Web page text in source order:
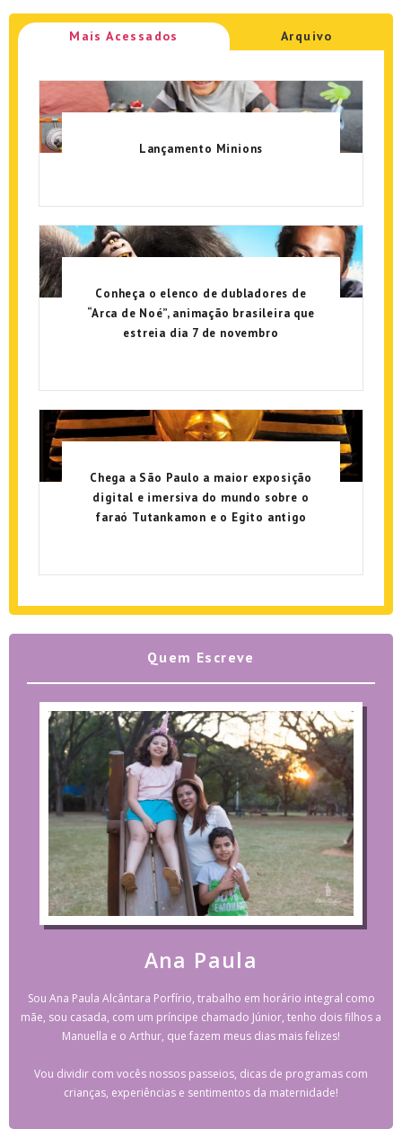
Mais Acessados Arquivo
Lançamento Minions
Conheça o elenco de dubladores de
“Arca de Noé”, animação brasileira que
estreia dia 7 de novembro
Chega a São Paulo a maior exposição
digital e imersiva do mundo sobre o
faraó Tutankamon e o Egito antigo
Quem Escreve
Ana Paula
Sou Ana Paula Alcântara Porfírio, trabalho em horário integral como
mãe, sou casada, com um príncipe chamado Júnior, tenho dois filhos a
Manuella e o Arthur, que fazem meus dias mais felizes!
Vou dividir com vocês nossos passeios, dicas de programas com
crianças, experiências e sentimentos da maternidade!